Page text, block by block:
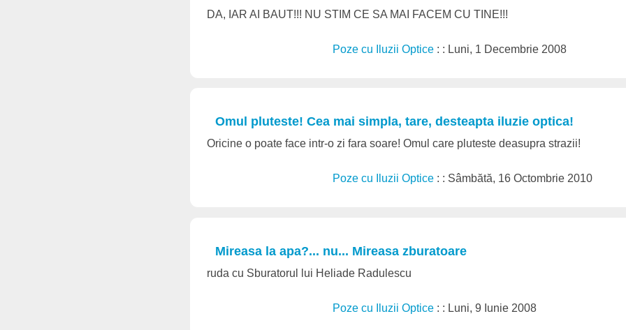
DA, IAR AI BAUT!!! NU STIM CE SA MAI FACEM CU TINE!!!
Poze cu Iluzii Optice : : Luni, 1 Decembrie 2008
Omul pluteste! Cea mai simpla, tare, desteapta iluzie optica!
Oricine o poate face intr-o zi fara soare! Omul care pluteste deasupra strazii!
Poze cu Iluzii Optice : : Sâmbătă, 16 Octombrie 2010
Mireasa la apa?... nu... Mireasa zburatoare
ruda cu Sburatorul lui Heliade Radulescu
Poze cu Iluzii Optice : : Luni, 9 Iunie 2008